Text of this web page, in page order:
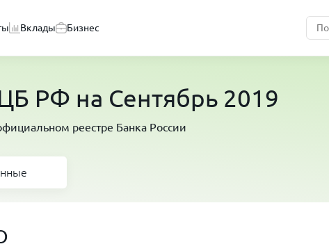
Вклады Бизнес
РФ на Сентябрь 2019
реестре Банка России